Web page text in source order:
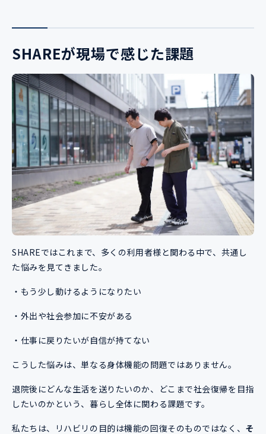
SHAREが現場で感じた課題
SHAREではこれまで、多くの利用者様と関わる中で、共通し
た悩みを見てきました。
・もう少し動けるようになりたい
・外出や社会参加に不安がある
・仕事に戻りたいが自信が持てない
こうした悩みは、単なる身体機能の問題ではありません。
退院後にどんな生活を送りたいのか、どこまで社会復帰を目指
したいのかという、暮らし全体に関わる課題です。
私たちは、リハビリの目的は機能の回復そのものではなく、 そ